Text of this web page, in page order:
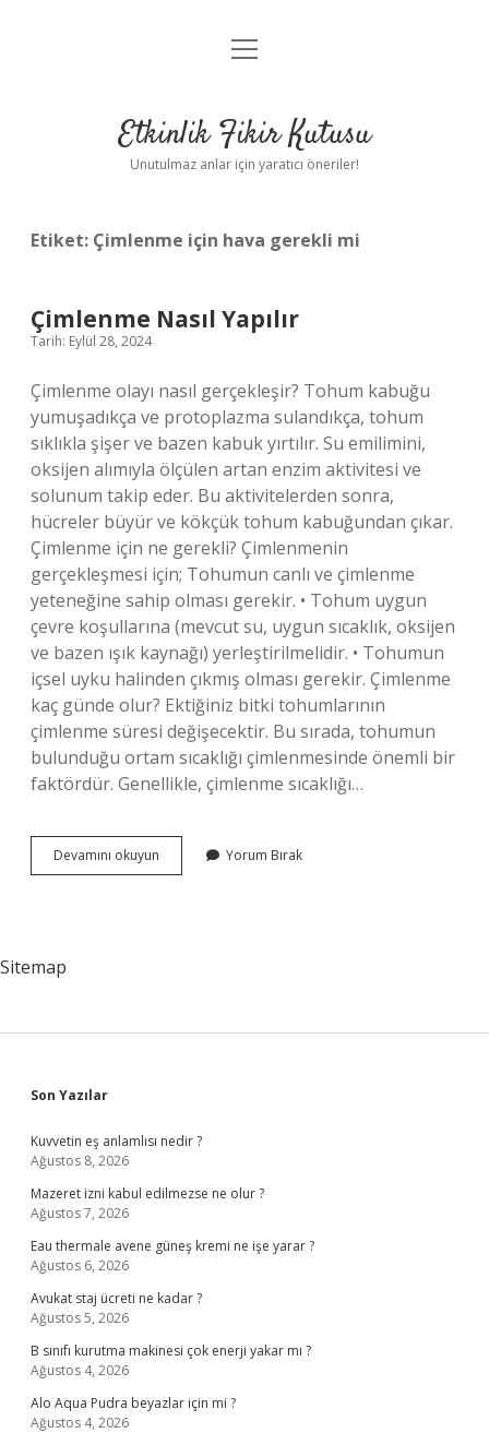
Anasayfa
Yasal Uyarı
menüyü
Etkinlik Fikir Kutusu
Unutulmaz anlar için yaratıcı öneriler!
Etiket: Çimlenme için hava gerekli mi
Çimlenme Nasıl Yapılır
Tarih: Eylül 28, 2024
Çimlenme olayı nasıl gerçekleşir? Tohum kabuğu
yumuşadıkça ve protoplazma sulandıkça, tohum
sıklıkla şişer ve bazen kabuk yırtılır. Su emilimini,
oksijen alımıyla ölçülen artan enzim aktivitesi ve
solunum takip eder. Bu aktivitelerden sonra,
hücreler büyür ve kökçük tohum kabuğundan çıkar.
Çimlenme için ne gerekli? Çimlenmenin
gerçekleşmesi için; Tohumun canlı ve çimlenme
yeteneğine sahip olması gerekir. • Tohum uygun
çevre koşullarına (mevcut su, uygun sıcaklık, oksijen
ve bazen ışık kaynağı) yerleştirilmelidir. • Tohumun
içsel uyku halinden çıkmış olması gerekir. Çimlenme
kaç günde olur? Ektiğiniz bitki tohumlarının
çimlenme süresi değişecektir. Bu sırada, tohumun
bulunduğu ortam sıcaklığı çimlenmesinde önemli bir
faktördür. Genellikle, çimlenme sıcaklığı…
Devamını okuyun Çimlenme
Nasıl
Yorum Bırak
Sitemap
Sidebar
Son Yazılar
Kuvvetin eş anlamlısı nedir ?
Ağustos 8, 2026
Mazeret izni kabul edilmezse ne olur ?
Ağustos 7, 2026
Eau thermale avene güneş kremi ne işe yarar ?
Ağustos 6, 2026
Avukat staj ücreti ne kadar ?
Ağustos 5, 2026
B sınıfı kurutma makinesi çok enerji yakar mı ?
Ağustos 4, 2026
Alo Aqua Pudra beyazlar için mi ?
Ağustos 4, 2026